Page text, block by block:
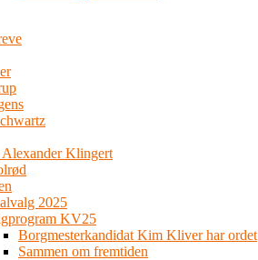
Klingert
2025
KV25
Borgmesterkandidat Kim Kliver har ordet
Sammen om fremtiden